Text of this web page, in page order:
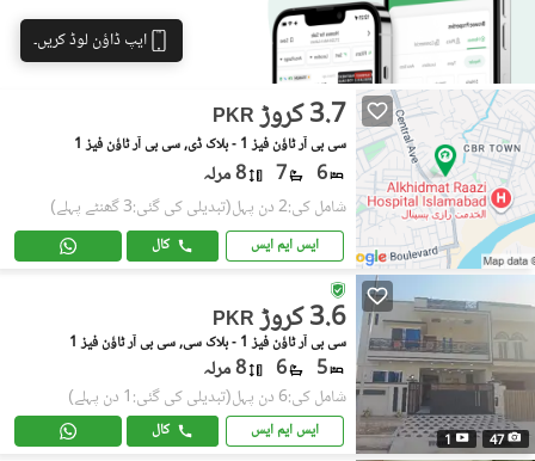
ایپ ڈاؤن لوڈ کریں۔
PKR 3.7 کروڑ
سی بی آر ٹاؤن فیز 1 - بلاک ڈی, سی بی آر ٹاؤن فیز 1
6
7 8 مرلہ
شامل کی:2 دن پہل (تبدیلی کی گئی:3 گھنٹے پہلے)
ایس ایم ایس کال
47
1
PKR 3.6 کروڑ
سی بی آر ٹاؤن فیز 1 - بلاک سی, سی بی آر ٹاؤن فیز 1
5
6 8 مرلہ
شامل کی:6 دن پہل (تبدیلی کی گئی:1 دن پہلے)
ایس ایم ایس کال